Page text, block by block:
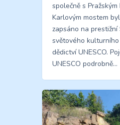
společně s
Karlovým mostem
zapsáno na prestižní
světového
dědictví UNESCO.
UNESCO podrobně…